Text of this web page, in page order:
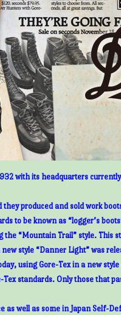
with its headquarters
produced and sold work
to be known as “logger’s
“Mountain Trail” style. This
style “Danner Light” was
using Gore-Tex in a new
standards. Only those that
as well as some in Japan Self-